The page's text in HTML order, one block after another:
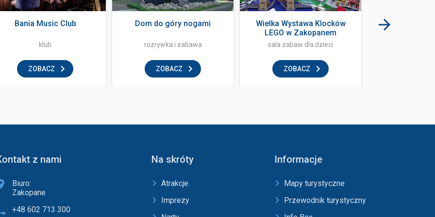
Bania Music Club
klub
ZOBACZ
Dom do góry nogami
rozrywka i zabawa
ZOBACZ
Wielka Wystawa Klocków
LEGO w Zakopanem
sala zabaw dla dzieci
ZOBACZ
z nami
Biuro:
Zakopane
+48 602 713 300
Na skróty
Atrakcje
Imprezy
Informacje
Mapy turystyczne
Przewodnik turystyczny